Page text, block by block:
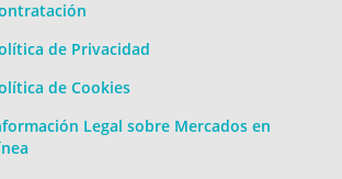
de Privacidad
de Cookies
Legal sobre Mercados en